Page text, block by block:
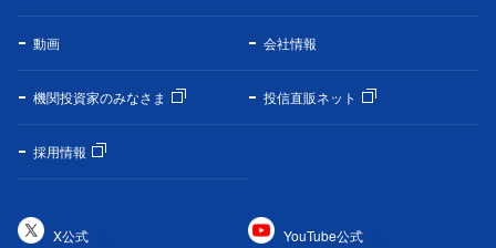
動画 会社情報
機関投資家のみなさま 投信直販ネット
採用情報
X公式 YouTube公式